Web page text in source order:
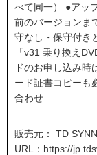
べて同一） ●アッ
前のバージョンま
守なし・保守付き
「v31 乗り換え
ドのお申し込み
ード証書コピーも
合わせ
販売元： TD
URL： https://